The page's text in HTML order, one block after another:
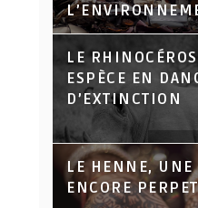
LE
ESPÈCE EN
D’EXTINCTION
LE HENNE, UNE
ENCORE